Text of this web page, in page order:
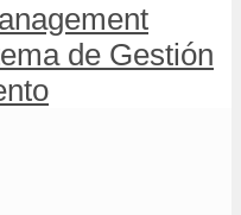
de Gestión